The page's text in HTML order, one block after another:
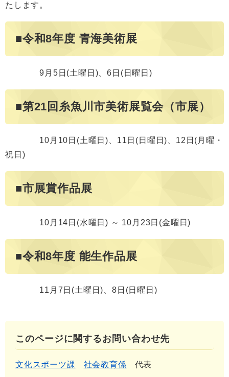
たします。
■令和8年度 青海美術展
9月5日(土曜日)、6日(日曜日)
■第21回糸魚川市美術展覧会（市展）
10月10日(土曜日)、11日(日曜日)、12日(月曜・
祝日)
■市展賞作品展
10月14日(水曜日) ～ 10月23日(金曜日)
■令和8年度 能生作品展
11月7日(土曜日)、8日(日曜日)
このページに関するお問い合わせ先
文化スポーツ課 社会教育係 代表